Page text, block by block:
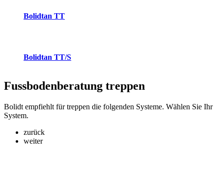
Bolidtan TT
Bolidtan TT/S
Fussbodenberatung treppen
Bolidt empfiehlt für treppen die folgenden Systeme. Wählen Sie Ihr
System.
zurück
weiter